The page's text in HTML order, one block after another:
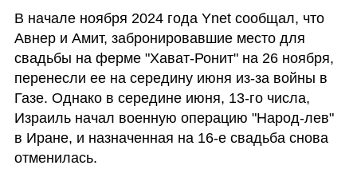
В начале ноября 2024 года Ynet сообщал, что
Авнер и Амит, забронировавшие место для
свадьбы на ферме "Хават-Ронит" на 26 ноября,
перенесли ее на середину июня из-за войны в
Газе. Однако в середине июня, 13-го числа,
Израиль начал военную операцию "Народ-лев"
в Иране, и назначенная на 16-е свадьба снова
отменилась.